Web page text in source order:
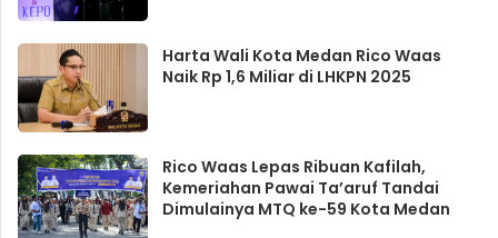
Harta Wali Kota Medan Rico Waas
Naik Rp 1,6 Miliar di LHKPN 2025
Rico Waas Lepas Ribuan Kafilah,
Kemeriahan Pawai Ta’aruf Tandai
Dimulainya MTQ ke-59 Kota Medan